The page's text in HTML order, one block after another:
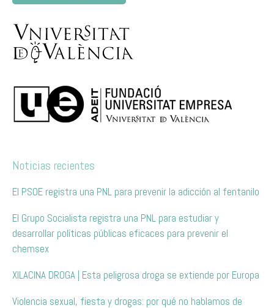
Noticias recientes
El PSOE registra una PNL para prevenir la adicción al fentanilo
El Grupo Socialista registra una PNL para estudiar y
desarrollar políticas públicas eficaces para prevenir el
chemsex
XILACINA DROGA | Esta peligrosa droga se extiende por Europa
Violencia sexual, fiesta y drogas: por qué no hablamos de